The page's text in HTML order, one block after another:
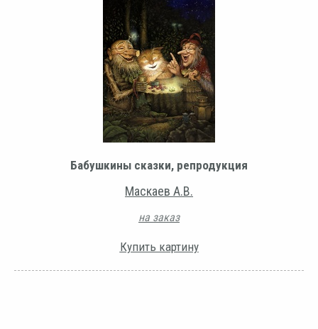
Бабушкины сказки, репродукция
Маскаев А.В.
на заказ
Купить картину